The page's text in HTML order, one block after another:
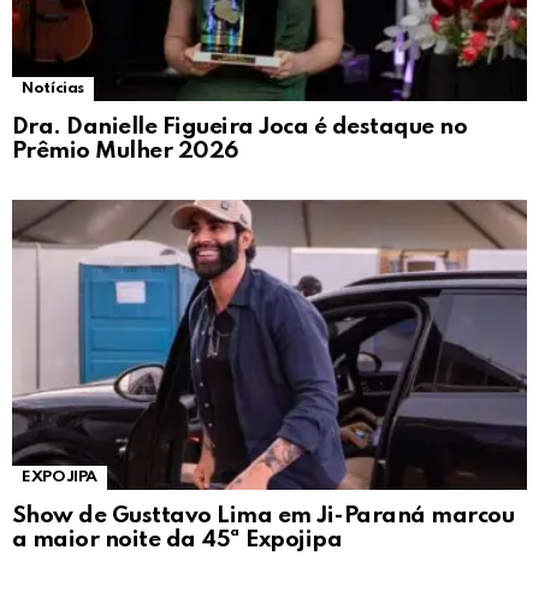
Notícias
Dra. Danielle Figueira Joca é destaque no
Prêmio Mulher 2026
EXPOJIPA
Show de Gusttavo Lima em Ji-Paraná marcou
a maior noite da 45ª Expojipa